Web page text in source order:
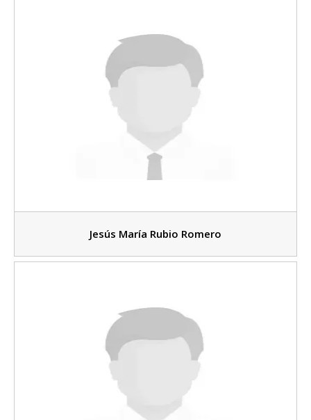
Jesús María Rubio Romero